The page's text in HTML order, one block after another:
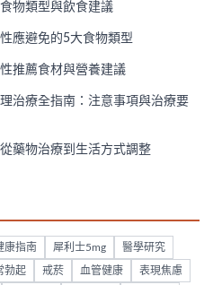
物類型與飲食建議
應避免的5大食物類型
推薦食材與營養建議
治療全指南：注意事項與治療要
藥物治療到生活方式調整
康指南 犀利士5mg 醫學研究
勃起 戒菸 血管健康 表現焦慮